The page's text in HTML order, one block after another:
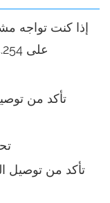
إذا كنت تواجه
على 192.168.254.254، فيمكنك التحقق مما يلي
تأكد من
تأكد من توصيل